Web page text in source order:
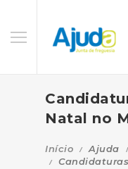
Natal no
Início Ajuda